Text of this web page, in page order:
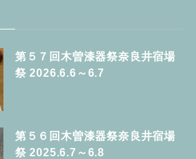
第５７回木曽漆器祭奈良井宿場
祭 2026.6.6～6.7
第５６回木曽漆器祭奈良井宿場
祭 2025.6.7～6.8